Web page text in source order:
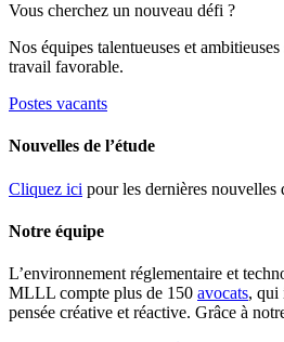
Vous cherchez un nouveau défi ?
Nos équipes talentueuses et
travail favorable.
Postes vacants
Nouvelles de l’étude
Cliquez ici pour les dernières nouvelles
Notre équipe
L’environnement réglementaire et
MLLL compte plus de 150 avocats, qui
pensée créative et réactive. Grâce à